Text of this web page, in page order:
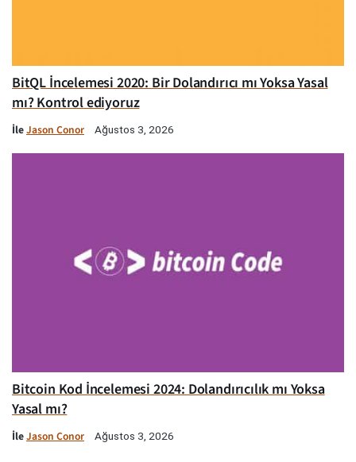
BitQL İncelemesi 2020: Bir Dolandırıcı mı Yoksa Yasal
mı? Kontrol ediyoruz
İleJason Conor Ağustos 3, 2026
Bitcoin Kod İncelemesi 2024: Dolandırıcılık mı Yoksa
Yasal mı?
İleJason Conor Ağustos 3, 2026